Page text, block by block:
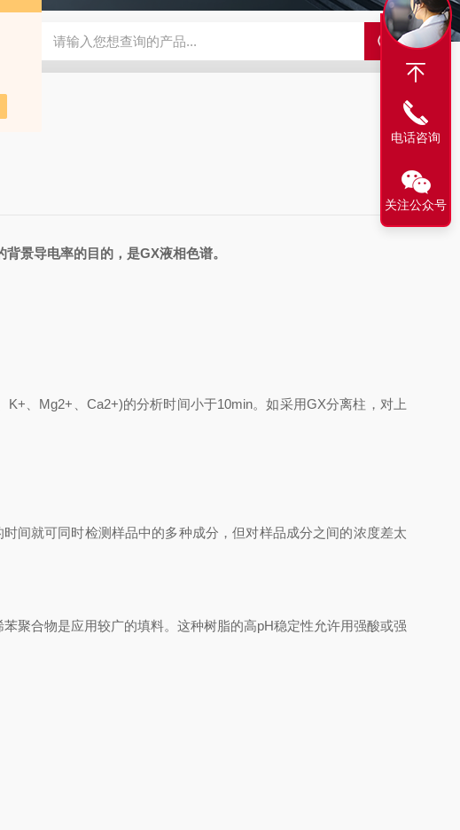
谱仪 LX-60LX-60淋洗液发生器 EPFIA-120全自动流动注射分析仪
景导电率的目的，是GX液相色谱。
、Mg2+、Ca2+)的分析时间小于10min。如采用GX分离柱，对上
就可同时检测样品中的多种成分，但对样品成分之间的浓度差太
合物是应用较广的填料。这种树脂的高pH稳定性允许用强酸或强
电话咨询
关注公众号